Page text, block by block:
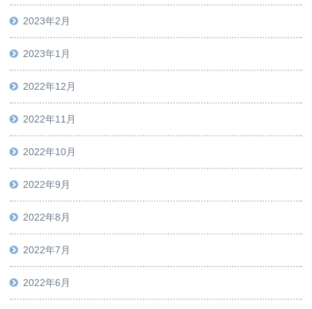
2023年2月
2023年1月
2022年12月
2022年11月
2022年10月
2022年9月
2022年8月
2022年7月
2022年6月